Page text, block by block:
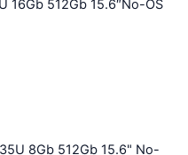
16Gb 512Gb 15.6″No-OS